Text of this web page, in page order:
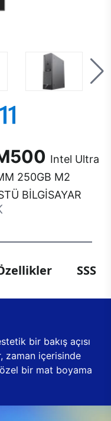
Intel Ultra
250GB M2
BİLGİSAYAR
SSS
bir bakış açısı
zaman içerisinde
bir mat boyama